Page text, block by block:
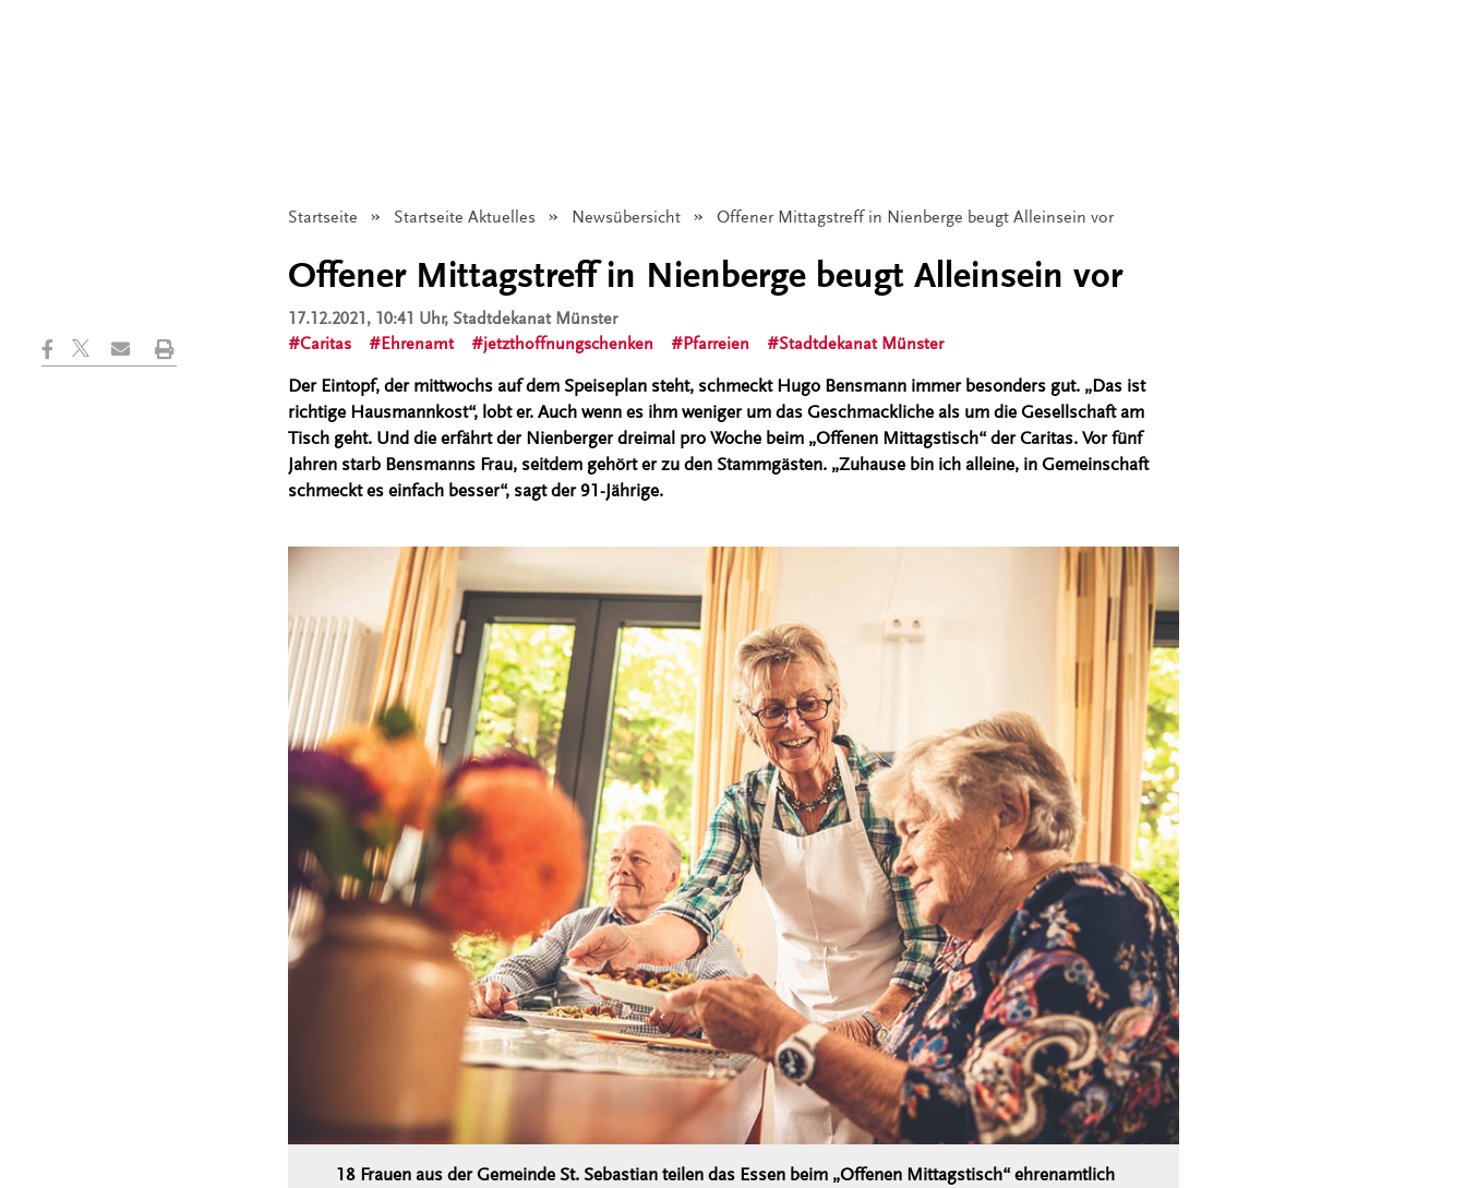
Startseite Startseite Aktuelles Newsübersicht Angezeigt:
Offener Mittagstreff in Nienberge beugt Alleinsein vor
Offener Mittagstreff in Nienberge beugt Alleinsein vor
17.12.2021, 10:41 Uhr, Stadtdekanat Münster
Caritas
Ehrenamt jetzthoffnungschenken Pfarreien Stadtdekanat Münster
Der Eintopf, der mittwochs auf dem Speiseplan steht, schmeckt Hugo Bensmann immer besonders gut. „Das ist
richtige Hausmannkost“, lobt er. Auch wenn es ihm weniger um das Geschmackliche als um die Gesellschaft am
Tisch geht. Und die erfährt der Nienberger dreimal pro Woche beim „Offenen Mittagstisch“ der Caritas. Vor fünf
Jahren starb Bensmanns Frau, seitdem gehört er zu den Stammgästen. „Zuhause bin ich alleine, in Gemeinschaft
schmeckt es einfach besser“, sagt der 91-Jährige.
18 Frauen aus der Gemeinde St. Sebastian teilen das Essen beim „Offenen Mittagstisch“ ehrenamtlich